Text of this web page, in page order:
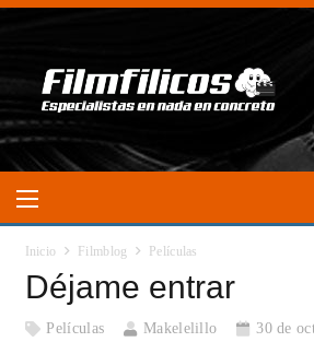
Inicio Filmblog Películas
Déjame entrar
Películas Makelelillo
30 de